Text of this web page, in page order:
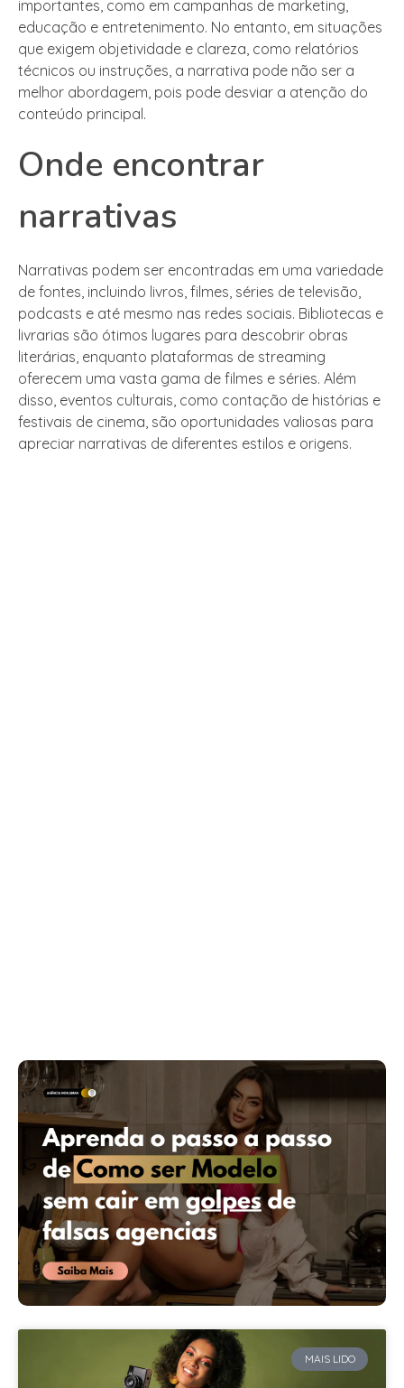
importantes, como em campanhas de marketing,
educação e entretenimento. No entanto, em situações
que exigem objetividade e clareza, como relatórios
técnicos ou instruções, a narrativa pode não ser a
melhor abordagem, pois pode desviar a atenção do
conteúdo principal.
Onde encontrar
narrativas
Narrativas podem ser encontradas em uma variedade
de fontes, incluindo livros, filmes, séries de televisão,
podcasts e até mesmo nas redes sociais. Bibliotecas e
livrarias são ótimos lugares para descobrir obras
literárias, enquanto plataformas de streaming
oferecem uma vasta gama de filmes e séries. Além
disso, eventos culturais, como contação de histórias e
festivais de cinema, são oportunidades valiosas para
apreciar narrativas de diferentes estilos e origens.
MAIS LIDO